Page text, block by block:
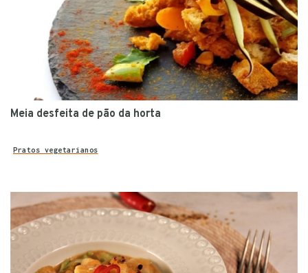
Meia desfeita de pão da horta
Pratos vegetarianos